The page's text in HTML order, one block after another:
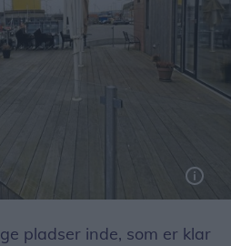
pladser inde, som er klar